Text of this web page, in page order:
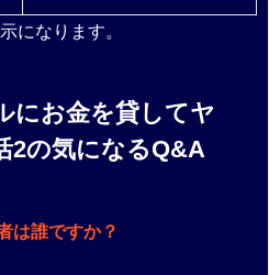
になります。
にお金を貸してヤ
2の気になるQ&A
は誰ですか？